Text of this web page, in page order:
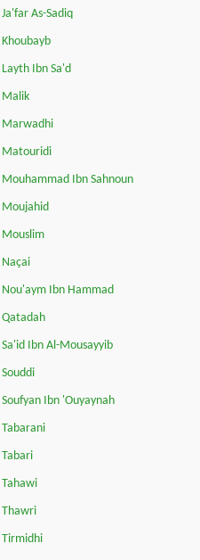
Ja'far As-Sadiq
Khoubayb
Layth Ibn Sa'd
Malik
Marwadhi
Matouridi
Mouhammad Ibn Sahnoun
Moujahid
Mouslim
Naçai
Nou'aym Ibn Hammad
Qatadah
Sa'id Ibn Al-Mousayyib
Souddi
Soufyan Ibn 'Ouyaynah
Tabarani
Tabari
Tahawi
Thawri
Tirmidhi